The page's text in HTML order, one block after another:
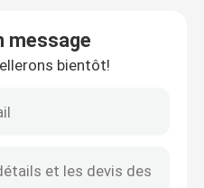
ferroviaire
message
bientôt!